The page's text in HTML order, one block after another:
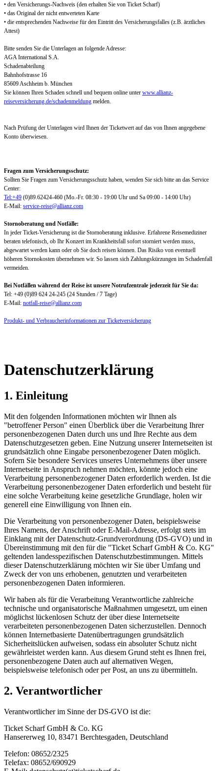
• den Versicherungs-Nachweis (den erhalten Sie von Ticket Scharf)
• das Original der nicht entwerteten Karte
• die entsprechenden Nachweise für den Eintritt des Versicherungsfalles (z.B. ärztliches
Attest)
Bitte senden Sie die Unterlagen an folgende Adresse:
AGA International S.A.
Schadenabteilung
Bahnhofstrasse 16
85609 Aschheim b. München
Sie können Ihren Schaden schnell und bequem online unter www.allianz-
reiseversicherung.de/schadenmeldung melden.
Nach Prüfung der Unterlagen wird Ihnen der Ticketwert auf das von Ihnen angegebene
Konto überwiesen.
Fragen zum Versicherungsschutz:
Sollten Sie Fragen zum Versicherungsschutz haben, wenden Sie sich bitte an das Service
Center:
Tel:+49 (0)89.62424-460 (Mo.-Fr. 08:30 - 19:00 Uhr und Sa 09:00 - 14:00 Uhr)
E-Mail: service-reise@allianz.com
Stornoberatung und Notfälle:
In jeder Ticket-Versicherung ist die Stornoberatung inklusive. Erfahrene Reisemediziner
beraten telefonisch, ob Ihr Konzert im Krankheitsfall sofort storniert werden muss,
abgewartet werden kann oder ob Sie doch reisen können. Das Risiko von eventuell
höheren Stornokosten übernehmen wir. So lassen sich Zahlungskürzungen im Schadenfall
vermeiden.
Bei Notfällen während der Reise ist unsere Notrufzentrale jederzeit für Sie da:
Tel: +49 (0)89 624 24-245 (24 Stunden / 7 Tage)
E-Mail: notfall-reise@allianz.com
Produkt- und Verbraucherinformationen zur Ticketversicherung
Datenschutzerklärung
1. Einleitung
Mit den folgenden Informationen möchten wir Ihnen als
"betroffener Person" einen Überblick über die Verarbeitung Ihrer
personenbezogenen Daten durch uns und Ihre Rechte aus dem
Datenschutzgesetzen geben. Eine Nutzung unserer Internetseiten ist
grundsätzlich ohne Eingabe personenbezogener Daten möglich.
Sofern Sie besondere Services unseres Unternehmens über unsere
Internetseite in Anspruch nehmen möchten, könnte jedoch eine
Verarbeitung personenbezogener Daten erforderlich werden. Ist die
Verarbeitung personenbezogener Daten erforderlich und besteht für
eine solche Verarbeitung keine gesetzliche Grundlage, holen wir
generell eine Einwilligung von Ihnen ein.
Die Verarbeitung von personenbezogener Daten, beispielsweise
Ihres Namens, der Anschrift oder E-Mail-Adresse, erfolgt stets im
Einklang mit der Datenschutz-Grundverordnung (DS-GVO) und in
Übereinstimmung mit den für die "Ticket Scharf GmbH & Co. KG"
geltenden landesspezifischen Datenschutzbestimmungen. Mittels
dieser Datenschutzerklärung möchten wir Sie über Umfang und
Zweck der von uns erhobenen, genutzten und verarbeiteten
personenbezogenen Daten informieren.
Wir haben als für die Verarbeitung Verantwortliche zahlreiche
technische und organisatorische Maßnahmen umgesetzt, um einen
möglichst lückenlosen Schutz der über diese Internetseite
verarbeiteten personenbezogenen Daten sicherzustellen. Dennoch
können Internetbasierte Datenübertragungen grundsätzlich
Sicherheitslücken aufweisen, sodass ein absoluter Schutz nicht
gewährleistet werden kann. Aus diesem Grund steht es Ihnen frei,
personenbezogene Daten auch auf alternativen Wegen,
beispielsweise telefonisch oder per Post, an uns zu übermitteln.
2. Verantwortlicher
Verantwortlicher im Sinne der DS-GVO ist die:
Ticket Scharf GmbH & Co. KG
Hansererweg 10, 83471 Berchtesgaden, Deutschland
Telefon: 08652/2325
Telefax: 08652/690929